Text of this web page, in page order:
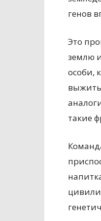
генов
Это
землю
особи,
такие